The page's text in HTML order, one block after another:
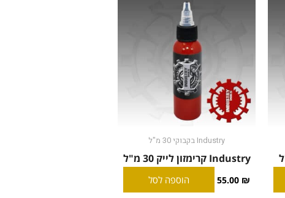
Industry בקבוקי 30 מ"ל
Industry קרימזון לייק 30 מ"ל
55.00 ₪ הוספה לסל